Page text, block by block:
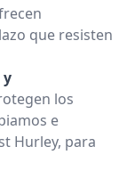
que resisten
y
los
e
Hurley, para